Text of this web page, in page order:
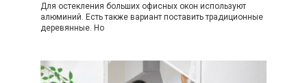
Для остекления больших офисных окон используют
алюминий. Есть также вариант поставить традиционные
деревянные. Но